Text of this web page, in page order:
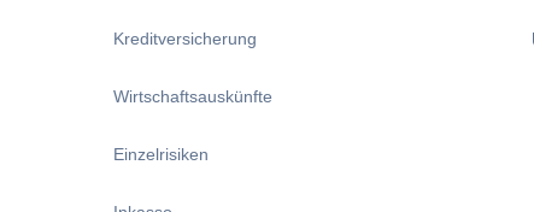
Kreditversicherung
Wirtschaftsauskünfte
Einzelrisiken